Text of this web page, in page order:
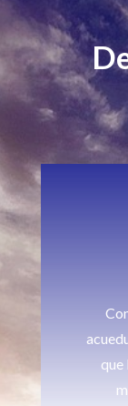
que